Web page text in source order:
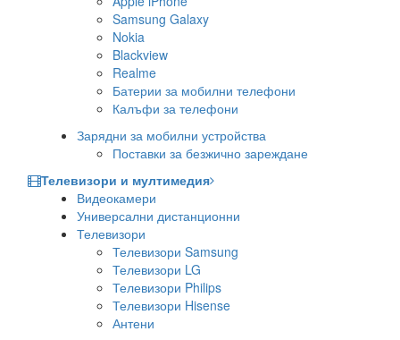
Samsung Galaxy
Nokia
Blackview
Realme
Батерии за мобилни телефони
Калъфи за телефони
Зарядни за мобилни устройства
Поставки за безжично зареждане
Телевизори и мултимедия
Видеокамери
Универсални дистанционни
Телевизори
Телевизори Samsung
Телевизори LG
Телевизори Philips
Телевизори Hisense
Антени